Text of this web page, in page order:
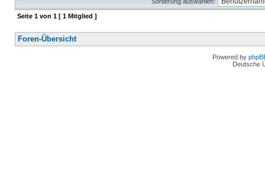
Seite 1 von 1 [ 1 Mitglied ]
Foren-Übersicht
Powered by
Deutsche